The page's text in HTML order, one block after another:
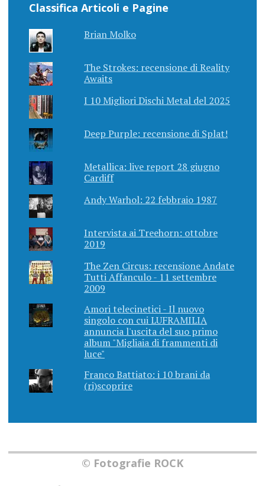
Classifica Articoli e Pagine
Brian Molko
The Strokes: recensione di Reality
Awaits
I 10 Migliori Dischi Metal del 2025
Deep Purple: recensione di Splat!
Metallica: live report 28 giugno
Cardiff
Andy Warhol: 22 febbraio 1987
Intervista ai Treehorn: ottobre
2019
The Zen Circus: recensione Andate
Tutti Affanculo - 11 settembre
2009
Amori telecinetici - Il nuovo
singolo con cui LUFRAMILIA
annuncia l'uscita del suo primo
album "Migliaia di frammenti di
luce"
Franco Battiato: i 10 brani da
(ri)scoprire
© Fotografie ROCK